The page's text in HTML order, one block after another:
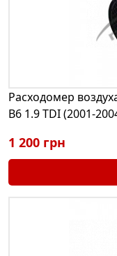
Расходомер
B6 1.9 TDI (2001-
1 200 грн